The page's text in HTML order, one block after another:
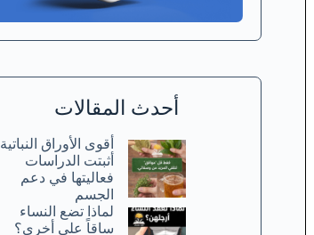
أحدث المقالات
أقوى الأوراق النباتية
أثبتت الدراسات
فعاليتها في دعم
الجسم
لماذا تضع النساء
ساقاً على أخرى؟